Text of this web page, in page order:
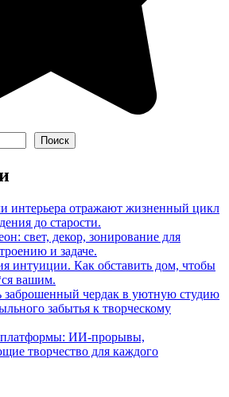
Поиск
интерьера отражают жизненный цикл
до старости.
свет, декор, зонирование для
и задаче.
интуиции. Как обставить дом, чтобы
вашим.
заброшенный чердак в уютную студию
забытья к творческому
ИИ-прорывы,
творчество для каждого